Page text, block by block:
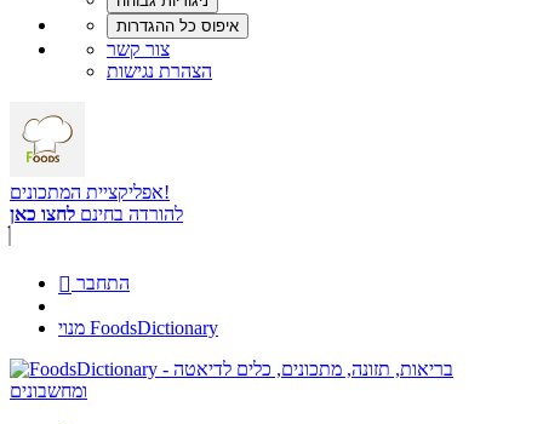
צור קשר
הצהרת נגישות
אפליקציית המתכונים!
להורדה בחינם לחצו כאן
 התחבר
מנוי FoodsDictionary